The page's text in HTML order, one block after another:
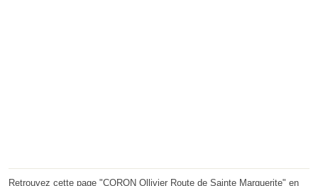
Retrouvez cette page "CORON Ollivier Route de Sainte Marguerite" en